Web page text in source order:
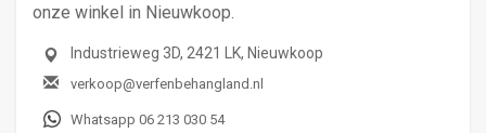
onze winkel in Nieuwkoop.
Industrieweg 3D, 2421 LK, Nieuwkoop
verkoop@verfenbehangland.nl
Whatsapp 06 213 030 54